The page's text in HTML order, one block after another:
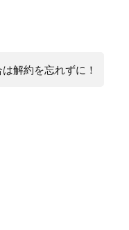
解約を忘れずに！